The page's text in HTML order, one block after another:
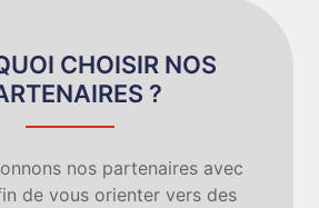
CHOISIR NOS
?
nos partenaires avec
de vous orienter vers des